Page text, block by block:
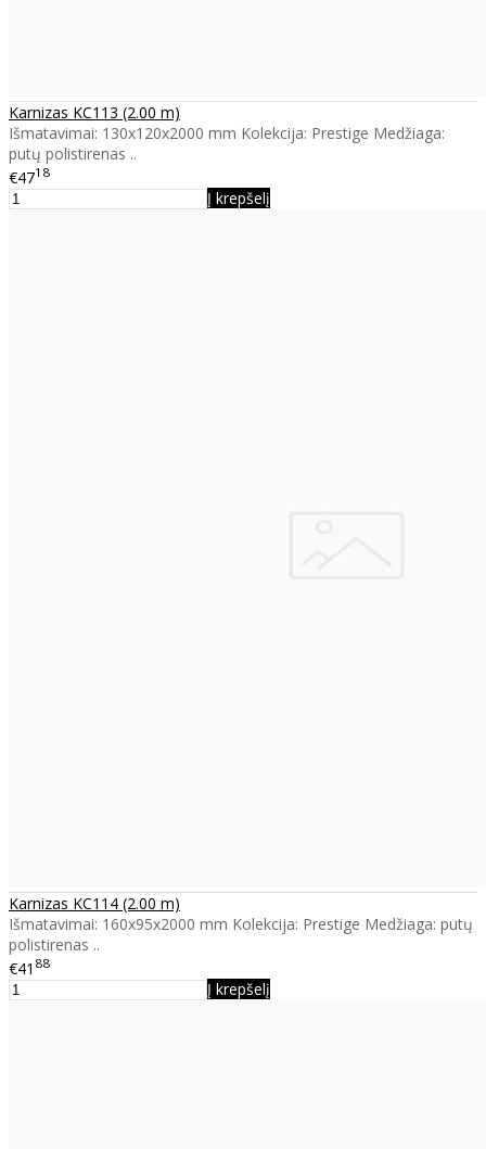
Karnizas KC113 (2.00 m)
Išmatavimai: 130x120x2000 mm Kolekcija: Prestige Medžiaga:
putų polistirenas ..
€4718
Į krepšelį
Karnizas KC114 (2.00 m)
Išmatavimai: 160x95x2000 mm Kolekcija: Prestige Medžiaga: putų
polistirenas ..
€41 88
Į krepšelį